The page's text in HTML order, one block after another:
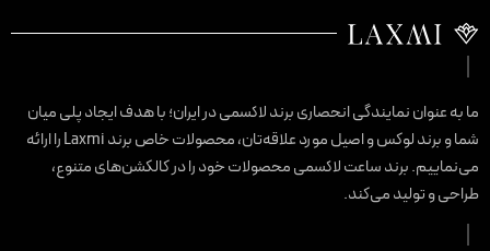
به عنوان نمایندگی انحصاری برند لاکسمی در ایران؛ با هدف ایجاد پلی میان
شما و برند لوکس و اصیل مورد علاقه‌تان، محصولات خاص برند Laxmi را ارائه
برند ساعت لاکسمی محصولات خود را در کالکشن‌های متنوع،
و تولید می‌کند.